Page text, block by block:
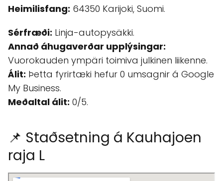
Heimilisfang: 64350 Karijoki, Suomi.
Sérfræði: Linja-autopysäkki.
Annað áhugaverðar upplýsingar:
Vuorokauden ympäri toimiva julkinen liikenne.
Álit: Þetta fyrirtæki hefur 0 umsagnir á Google
My Business.
Meðaltal álit: 0/5.
📌 Staðsetning á Kauhajoen
raja L